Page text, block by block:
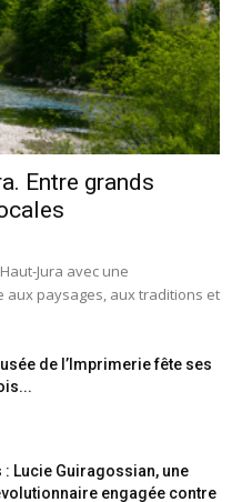
Entre grands
Jura avec une
aux paysages, aux traditions et
de l’Imprimerie fête ses
: Lucie Guiragossian, une
engagée contre